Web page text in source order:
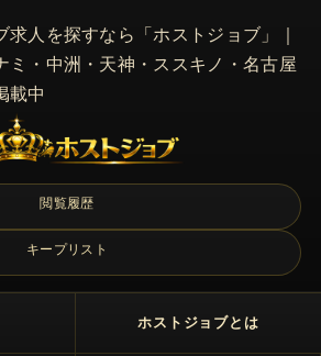
人を探すなら「ホストジョブ」｜
ミ・中洲・天神・ススキノ・名古屋
載中
閲覧履歴
キープリスト
ホストジョブとは